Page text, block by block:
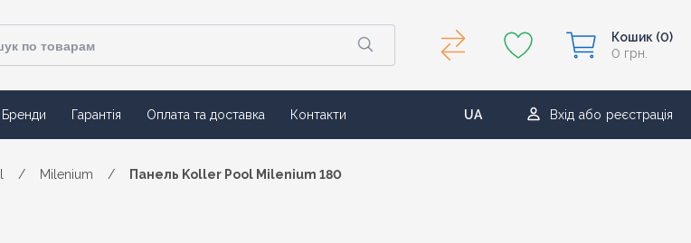
Кошик (0)
0 грн.
Бренди Гарантія Оплата та доставка Контакти
UA
RU
Вхід або реєстрація
/ Milenium / Панель Koller Pool Milenium 180